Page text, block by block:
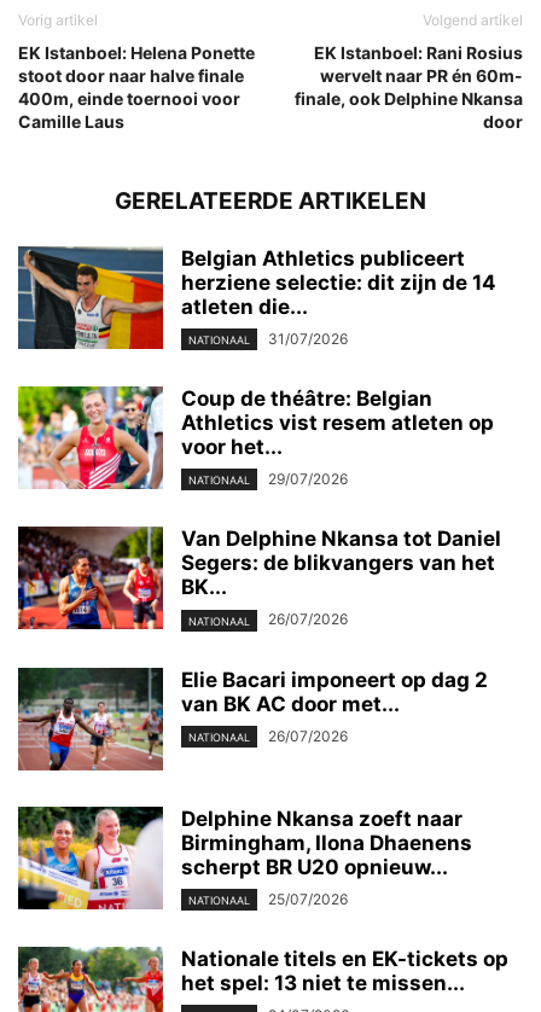
Vorig artikel
EK Istanboel: Helena Ponette
stoot door naar halve finale
400m, einde toernooi voor
Camille Laus
Volgend artikel
EK Istanboel: Rani Rosius
wervelt naar PR én 60m-
finale, ook Delphine Nkansa
door
GERELATEERDE ARTIKELEN
Belgian Athletics publiceert
herziene selectie: dit zijn de 14
atleten die...
NATIONAAL 31/07/2026
Coup de théâtre: Belgian
Athletics vist resem atleten op
voor het...
NATIONAAL 29/07/2026
Van Delphine Nkansa tot Daniel
Segers: de blikvangers van het
BK...
NATIONAAL 26/07/2026
Elie Bacari imponeert op dag 2
van BK AC door met...
NATIONAAL 26/07/2026
Delphine Nkansa zoeft naar
Birmingham, Ilona Dhaenens
scherpt BR U20 opnieuw...
NATIONAAL 25/07/2026
Nationale titels en EK-tickets op
het spel: 13 niet te missen...